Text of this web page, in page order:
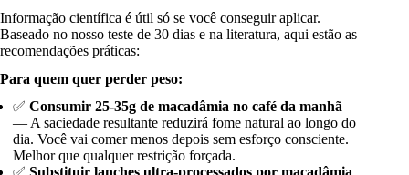
Informação científica é útil só se você conseguir aplicar.
Baseado no nosso teste de 30 dias e na literatura, aqui estão as
recomendações práticas:
Para quem quer perder peso:
✅Consumir 25-35g de macadâmia no café da manhã
— A saciedade resultante reduzirá fome natural ao longo do
dia. Você vai comer menos depois sem esforço consciente.
Melhor que qualquer restrição forçada.